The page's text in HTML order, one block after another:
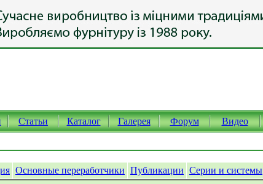
Статьи Каталог Галерея Форум Видео
Основные переработчики Публикации Серии и системы